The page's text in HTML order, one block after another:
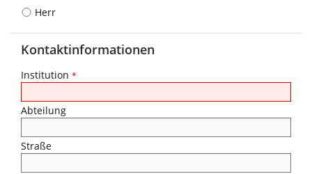
Herr
Kontaktinformationen
Institution *
Abteilung
Straße